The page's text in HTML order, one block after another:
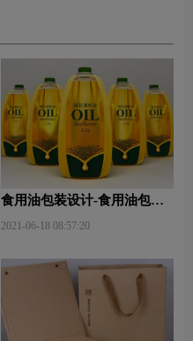
食用油包装设计-食用油包装
2021-06-18 08:57:20